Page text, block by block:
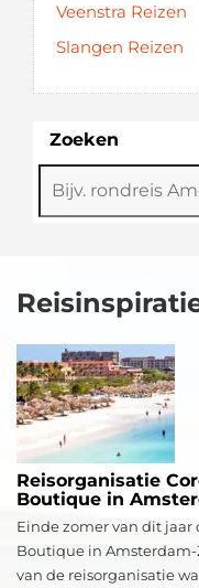
Veenstra Reizen
Slangen Reizen
Zoeken
Reisorganisatie
Boutique in
Einde zomer van dit jaar
Boutique in
van de reisorganisatie